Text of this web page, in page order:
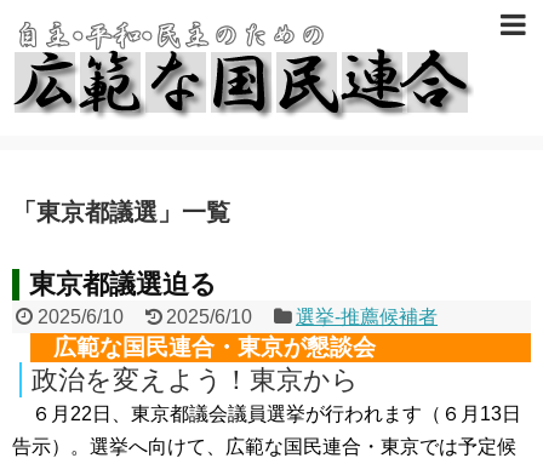
「 東京都議選 」 一覧
東京都議選迫る
2025/6/10 2025/6/10 選挙-推薦候補者
広範な国民連合・東京が懇談会
政治を変えよう！東京から
６月22日、東京都議会議員選挙が行われます（６月13日
告示）。選挙へ向けて、広範な国民連合・東京では予定候